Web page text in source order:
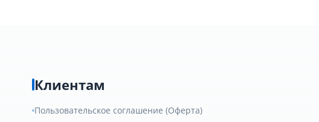
Клиентам
Пользовательское соглашение (Оферта)